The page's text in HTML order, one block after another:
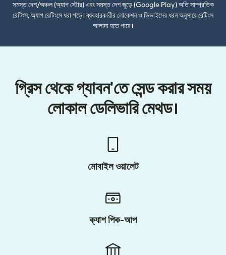
সমস্ত দেশ/অঞ্চল (অ্যাপ স্টোর) এবং সমস্ত দেশ জুড়ে (Google Play) অতি সাম্প্রতিক
রেটিংস, অ্যাপ রেটিংসে ধরা পড়ে। ব্যবহারকারীর লোকেশন ও ডিভাইসের ধরন অনুসারে রেটিংস
আলাদা হতে পারে।
গ্রিস থেকে গ্যাবন'তে সেন্ড করার সময়
লোকাল ডেলিভারি মেথড।
মোবাইল ওয়ালেট
ক্যাশ পিক-আপ